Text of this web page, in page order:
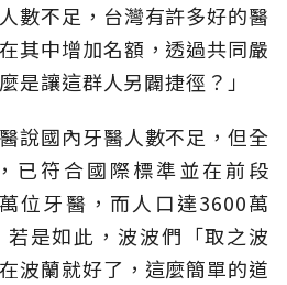
數不足，台灣有許多好的醫
其中增加名額，透過共同嚴
是讓這群人另闢捷徑？」
說國內牙醫人數不足，但全
已符合國際標準並在前段
位牙醫，而人口達3600萬
是如此，波波們「取之波
波蘭就好了，這麼簡單的道